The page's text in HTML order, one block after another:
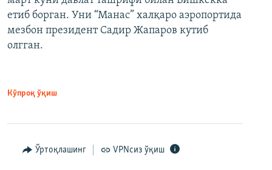
етиб борган. Уни “Манас” халқаро аэропортида
мезбон президент Садир Жапаров кутиб
олгган.
Кўпроқ ўқиш
Ўртоқлашинг VPNсиз ўқиш